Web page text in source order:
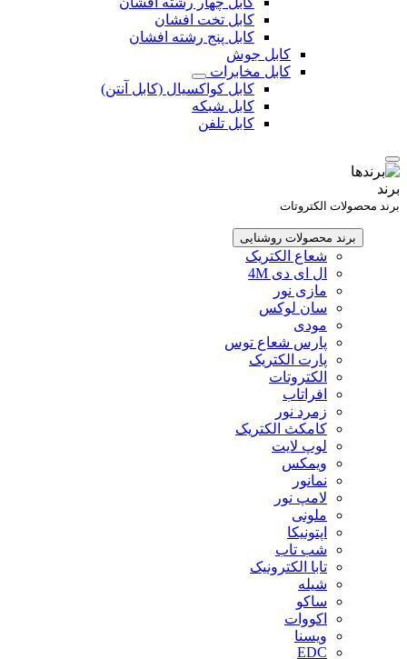
کابل تخت افشان
کابل پنج رشته افشان
کابل جوش
کابل مخابرات
کابل کواکسیال (کابل آنتن)
کابل شبکه
کابل تلفن
برند
برند محصولات الکتروتات
برند محصولات روشنایی
شعاع الکتریک
ال ای دی 4M
مازی نور
سان لوکس
مودی
پارس شعاع توس
پارت الکتریک
الکتروتات
افراتاب
زمرد نور
کامکث الکتریک
لوپ لایت
ویمکس
نمانور
لامپ نور
ملونی
اپتونیکا
شب تاب
تابا الکترونیک
شیله
ساکو
اکووات
ویسنا
EDC